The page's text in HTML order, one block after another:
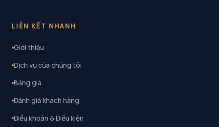
LIÊN KẾT NHANH
Giới thiệu
Dịch vụ của chúng tôi
Bảng giá
Đánh giá khách hàng
Điều khoản & Điều kiện